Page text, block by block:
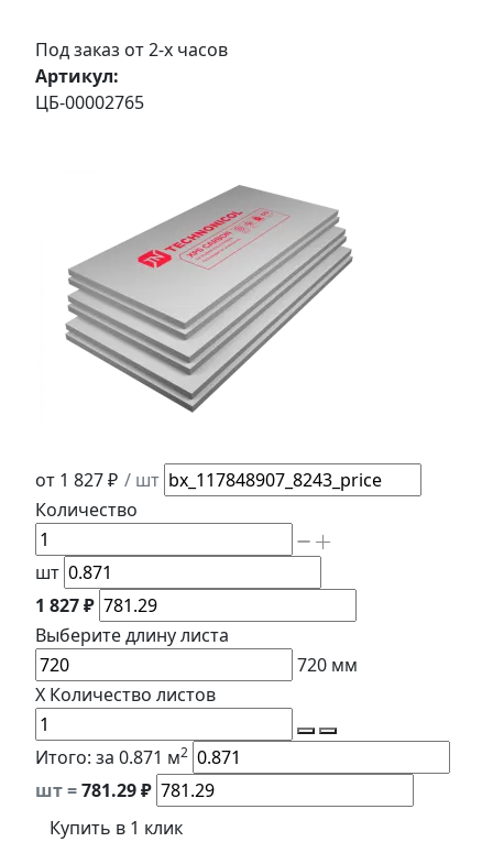
Под заказ от 2-х часов
Артикул:
ЦБ-00002765
от 1 827 ₽ / шт
Количество
шт
1 827 ₽
Выберите длинулиста
720 мм
X Количество листов
Итого: за 0.871 м2
шт =781.29₽
Купить в 1 клик